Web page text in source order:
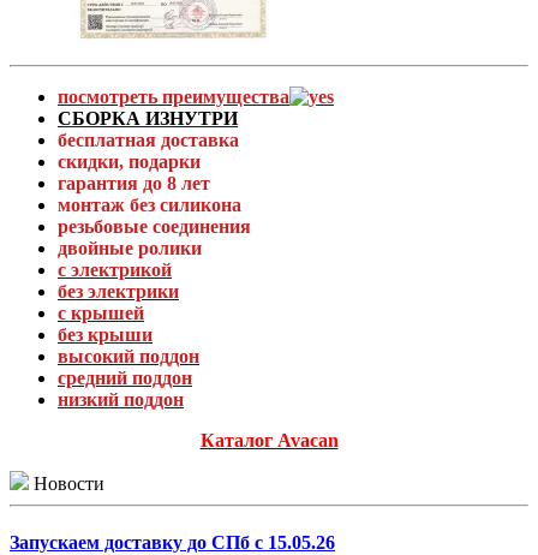
посмотреть преимущества
СБОРКА ИЗНУТРИ
бесплатная доставка
скидки, подарки
гарантия до 8 лет
монтаж без силикона
резьбовые соединения
двойные ролики
с электрикой
без электрики
с крышей
без крыши
высокий поддон
средний поддон
низкий поддон
Каталог Avacan
Новости
Запускаем доставку до СПб с 15.05.26